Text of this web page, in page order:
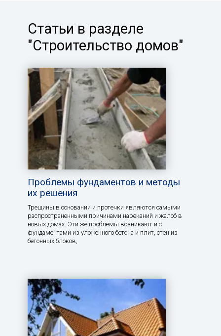
Статьи в разделе
"Строительство домов"
Проблемы фундаментов и методы
их решения
Трещины в основании и протечки являются самыми
распространенными причинами нареканий и жалоб в
новых домах. Эти же проблемы возникают и с
фундаментами из уложенного бетона и плит, стен из
бетонных блоков,